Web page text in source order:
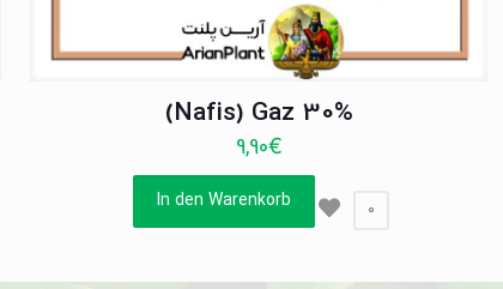
(Nafis) Gaz 30%
9,90€
In den Warenkorb 0